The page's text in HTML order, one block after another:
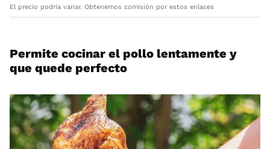
El precio podría variar. Obtenemos comisión por estos enlaces
Permite cocinar el pollo lentamente y
que quede perfecto